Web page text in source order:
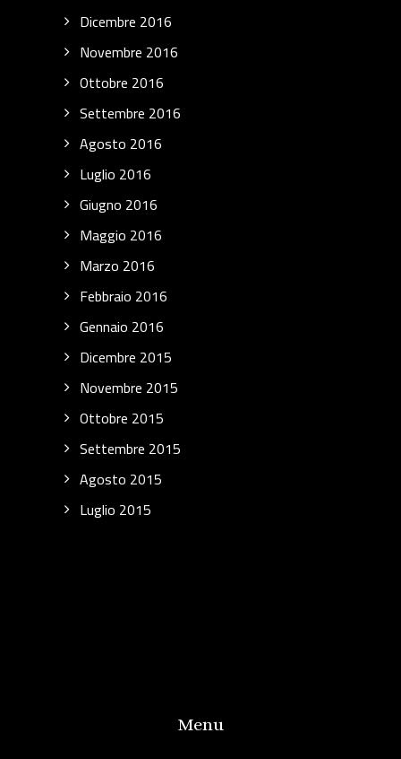
Dicembre 2016
Novembre 2016
Ottobre 2016
Settembre 2016
Agosto 2016
Luglio 2016
Giugno 2016
Maggio 2016
Marzo 2016
Febbraio 2016
Gennaio 2016
Dicembre 2015
Novembre 2015
Ottobre 2015
Settembre 2015
Agosto 2015
Luglio 2015
Menu